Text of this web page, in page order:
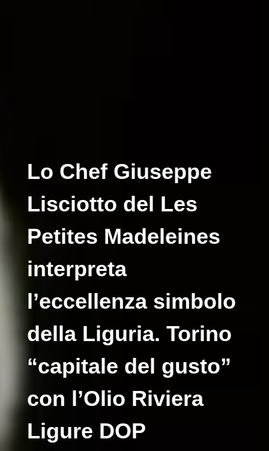
Lo Chef Giuseppe
Lisciotto del Les
Petites Madeleines
interpreta
l’eccellenza simbolo
della Liguria. Torino
“capitale del gusto”
con l’Olio Riviera
Ligure DOP